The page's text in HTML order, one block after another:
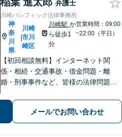
弁護士
川崎パシフィック法律事務所
神
奈
川
県
|
川崎
市川
崎区
川崎駅 か
ら徒歩1
分
営業時間：09:00
~22:00（平日）
【初回相談無料】インターネット関
係・相続・交通事故・借金問題・離
婚・刑事事件など、皆様の法律問題を
す。クチコミ・リピーターの方も多
数。お気軽にお問い合わせ下さい。
メールでお問い合わせ